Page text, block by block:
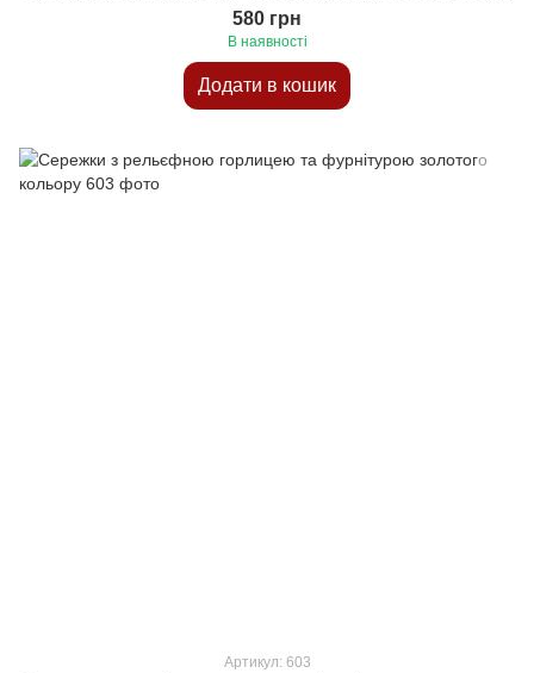
580 грн
В наявності
Додати в кошик
Артикул: 603